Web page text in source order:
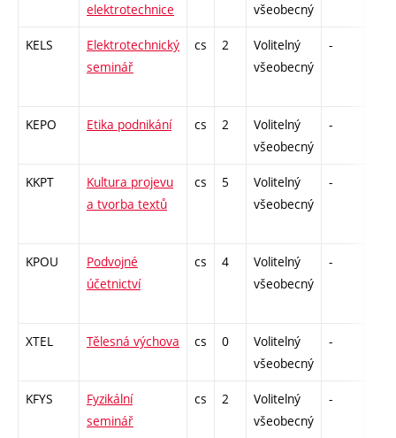
elektrotechnice
všeobecný
KELS
Elektrotechnický
seminář
cs 2
Volitelný
všeobecný
-
KEPO Etika podnikání cs 2
Volitelný
všeobecný
-
KKPT
Kultura projevu
a tvorba textů
cs 5
Volitelný
všeobecný
-
KPOU
Podvojné
účetnictví
cs 4
Volitelný
všeobecný
-
XTEL Tělesná výchova cs 0
Volitelný
všeobecný
-
KFYS
Fyzikální
seminář
cs 2
Volitelný
všeobecný
-